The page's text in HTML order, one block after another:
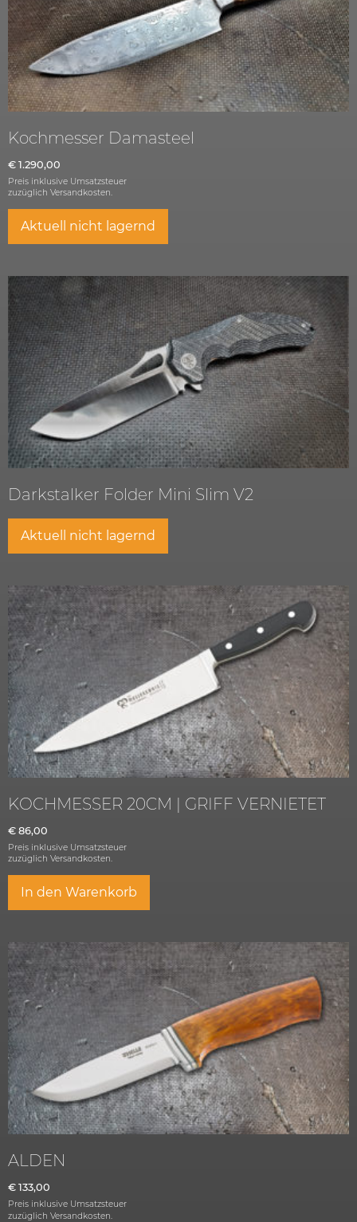
Kochmesser Damasteel
€ 1.290,00
Preis inklusive Umsatzsteuer
zuzüglich Versandkosten.
Aktuell nicht lagernd
Darkstalker Folder Mini Slim V2
Aktuell nicht lagernd
KOCHMESSER 20CM | GRIFF VERNIETET
€ 86,00
Preis inklusive Umsatzsteuer
zuzüglich Versandkosten.
In den Warenkorb
ALDEN
€ 133,00
Preis inklusive Umsatzsteuer
zuzüglich Versandkosten.